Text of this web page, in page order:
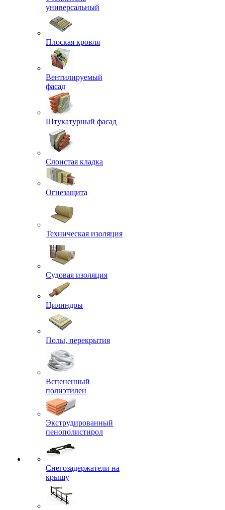
универсальный
Плоская кровля
Вентилируемый
фасад
Штукатурный фасад
Слоистая кладка
Огнезащита
Техническая изоляция
Судовая изоляция
Цилиндры
Полы, перекрытия
Вспененный
полиэтилен
Экструдированный
пенополистирол
Снегозадержатели на
крышу